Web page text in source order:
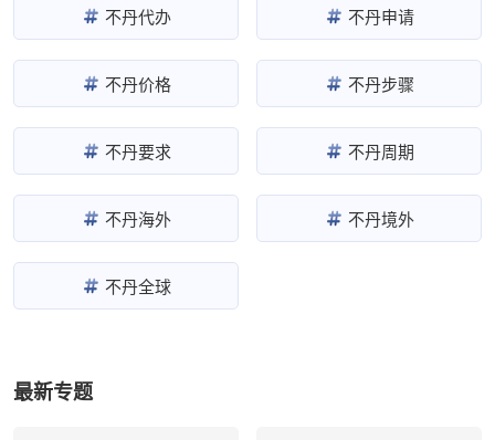
不丹代办 不丹申请
不丹价格 不丹步骤
不丹要求 不丹周期
不丹海外 不丹境外
不丹全球
最新专题